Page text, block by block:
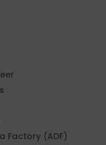
Factory (ADF)